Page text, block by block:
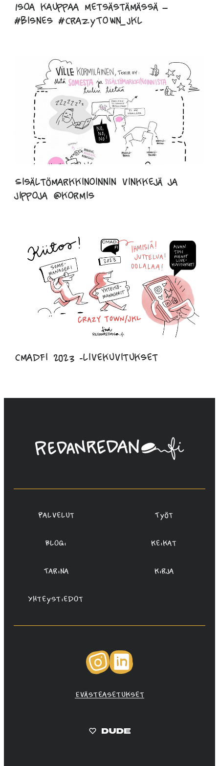
Isoa kauppaa metsästämässä –
#bisnes #CrazyTown_Jkl
Sisältömarkkinoinnin vinkkejä ja
jippoja @kormis
Cmadfi 2023 -livekuvitukset
Linda
Saukko-
Oy
Palvelut Työt
Blogi Keikat
Tarina Kirja
Yhteystiedot
Instagram
Evästeasetukset